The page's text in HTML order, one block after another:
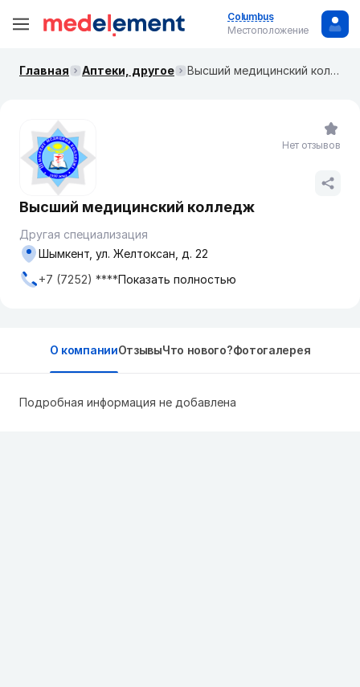
Columbus
Местоположение
Главная Аптеки, другое Высший медицинский колледж
Высший медицинский колледж
Другая специализация
Шымкент, ул. Желтоксан, д. 22
+7 (7252) ****Показать полностью
Нет отзывов
О компанииОтзывыЧто нового?Фотогалерея
Подробная информация не добавлена